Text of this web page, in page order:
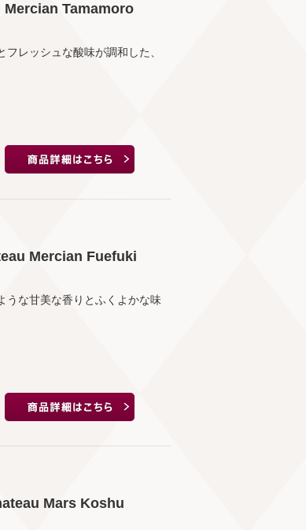
Mercian Tamamoro
レッシュな酸味が調和した、
Mercian Fuefuki
うな甘美な香りとふくよかな味
Mars Koshu